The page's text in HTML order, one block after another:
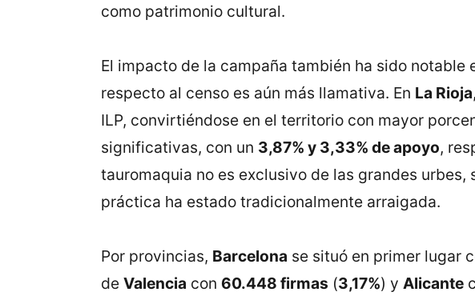
como patrimonio cultural​.
El impacto de la campaña también ha sido
respecto al censo es aún más llamativa. En La Rioja
ILP, convirtiéndose en el territorio con mayor
significativas, con un 3,87% y 3,33% de apoyo,
tauromaquia no es exclusivo de las grandes
práctica ha estado tradicionalmente arraigada​.
Por provincias, Barcelona se situó en primer lugar
de Valencia con 60.448 firmas (3,17%) y Alicante